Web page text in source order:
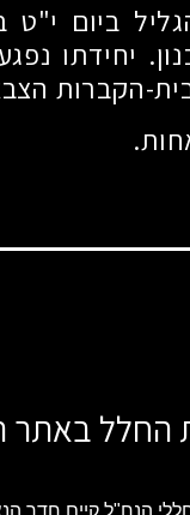
ביום י"ט
יחידתו
הקברות
החלל באתר